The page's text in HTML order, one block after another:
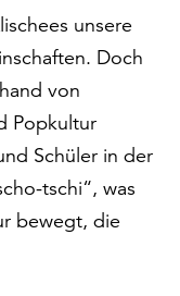
unsere
Doch
von
Popkultur
Schüler in der
tschi“, was
bewegt, die